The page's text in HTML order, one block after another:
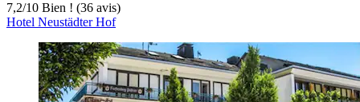
7,2/10 Bien ! (36 avis)
Hotel Neustädter Hof